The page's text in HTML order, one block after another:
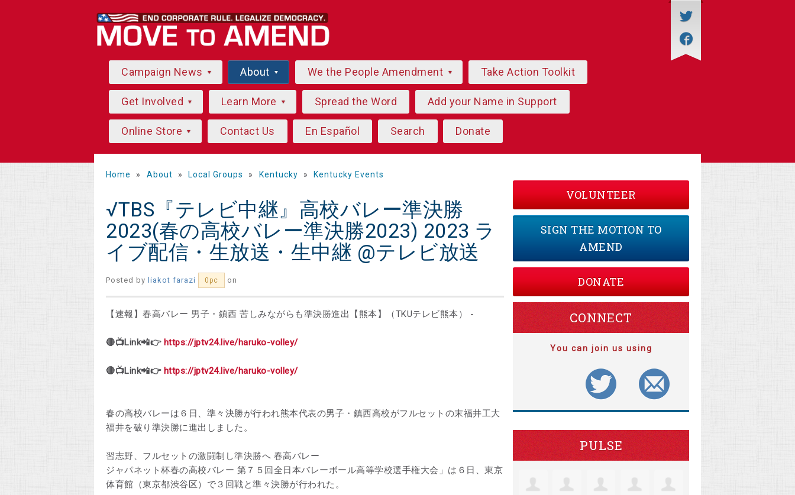
Campaign News About We the People Amendment Take Action Toolkit
Get Involved Learn More Spread the Word Add your Name in Support
Online Store Contact Us En Español Search Donate
Home » About » Local Groups » Kentucky » Kentucky Events
√TBS『テレビ中継』高校バレー準決勝
2023(春の高校バレー準決勝2023) 2023 ラ
イブ配信・生放送・生中継 @テレビ放送
Posted by liakot farazi 0pc on
【速報】春高バレー 男子・鎮西 苦しみながらも準決勝進出【熊本】（TKUテレビ熊本） -
🔴📺Link📲👉 https://jptv24.live/haruko-volley/
🔴📺Link📲👉 https://jptv24.live/haruko-volley/
春の高校バレーは６日、準々決勝が行われ熊本代表の男子・鎮西高校がフルセットの末福井工大
福井を破り準決勝に進出しました。
習志野、フルセットの激闘制し準決勝へ 春高バレー
ジャパネット杯春の高校バレー 第７５回全日本バレーボール高等学校選手権大会」は６日、東京
体育館（東京都渋谷区）で３回戦と準々決勝が行われた。
VOLUNTEER
SIGN THE MOTION TO
AMEND
DONATE
CONNECT
You can join us using
PULSE